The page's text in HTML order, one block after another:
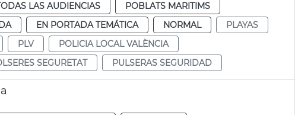
LAS AUDIENCIAS
POBLATS MARITIMS
EN PORTADA TEMÁTICA NORMAL
PLAYAS
PLV
POLICIA LOCAL VALÈNCIA
SEGURETAT PULSERAS SEGURIDAD